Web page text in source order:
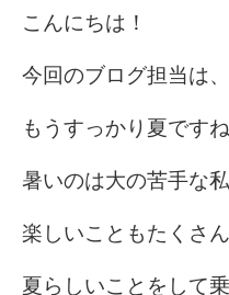
こんにちは！
今回のブログ担当は、
もうすっかり夏ですね
暑いのは大の苦手な私
楽しいこともたくさん
夏らしいことをして